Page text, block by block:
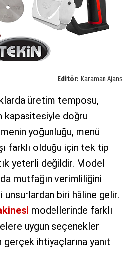
Editör: Karaman Ajans
üretim temposu,
kapasitesiyle doğru
yoğunluğu, menü
farklı olduğu için tek tip
yeterli değildir. Model
mutfağın verimliliğini
biri hâline gelir.
modellerinde farklı
uygun seçenekler
ihtiyaçlarına yanıt